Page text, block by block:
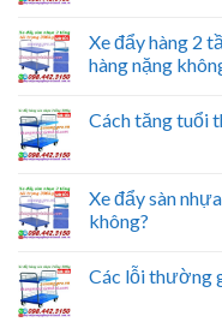
Xe đẩy hàng 2
hàng nặng
Cách tăng tuổi
Xe đẩy sàn
không?
Các lỗi thường